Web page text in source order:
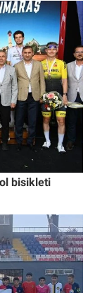
bisikleti